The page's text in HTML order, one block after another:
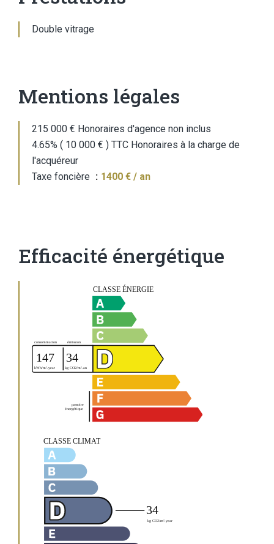
Double vitrage
Mentions légales
215 000 € Honoraires d'agence non inclus
4.65% ( 10 000 € ) TTC Honoraires à la charge de
l'acquéreur
Taxe foncière
1400 € / an
Efficacité énergétique